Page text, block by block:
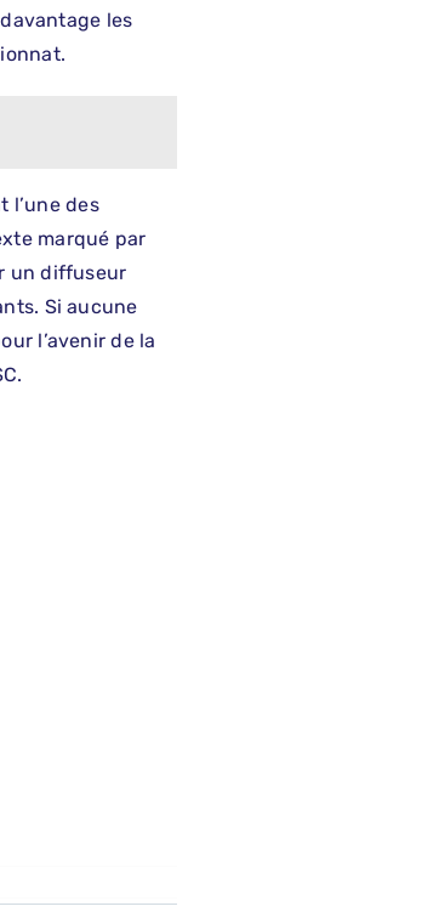
les
l’une des
marqué par
un diffuseur
Si aucune
l’avenir de la